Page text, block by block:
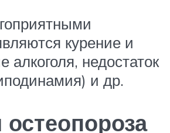
курение и
алкоголя, недостаток
и др.